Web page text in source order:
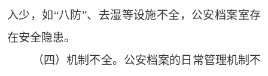
入少，如“八防”、去湿等设施不全，公安档案室存
在安全隐患。
（四）机制不全。公安档案的日常管理机制不